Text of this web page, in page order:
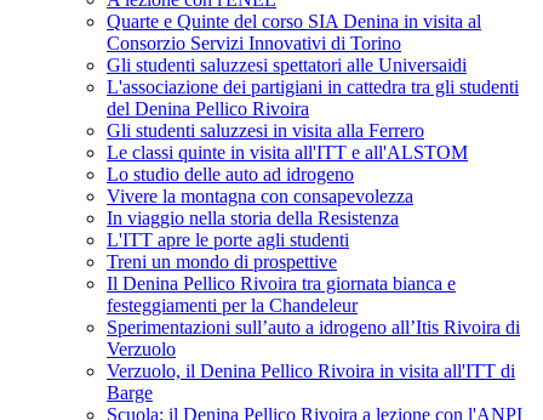
Quarte e Quinte del corso SIA Denina in visita al
Consorzio Servizi Innovativi di Torino
Gli studenti saluzzesi spettatori alle Universaidi
L'associazione dei partigiani in cattedra tra gli studenti
del Denina Pellico Rivoira
Gli studenti saluzzesi in visita alla Ferrero
Le classi quinte in visita all'ITT e all'ALSTOM
Lo studio delle auto ad idrogeno
Vivere la montagna con consapevolezza
In viaggio nella storia della Resistenza
L'ITT apre le porte agli studenti
Treni un mondo di prospettive
Il Denina Pellico Rivoira tra giornata bianca e
festeggiamenti per la Chandeleur
Sperimentazioni sull’auto a idrogeno all’Itis Rivoira di
Verzuolo
Verzuolo, il Denina Pellico Rivoira in visita all'ITT di
Barge
Scuola: il Denina Pellico Rivoira a lezione con l'ANPI